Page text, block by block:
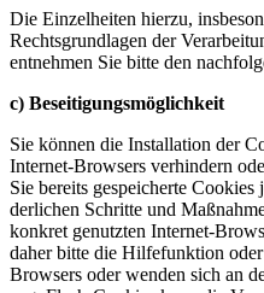
Die Einzel­heiten hierzu,
Rechts­grund­lagen der
entnehmen Sie bitte den
c) Besei­ti­gungs­mög­lichkeit
Sie können die Instal­lation der
Internet-Browsers verhindern
Sie bereits gespei­cherte
der­lichen Schritte und
konkret genutzten Internet-
daher bitte die Hilfe­funktion
Browsers oder wenden sich an